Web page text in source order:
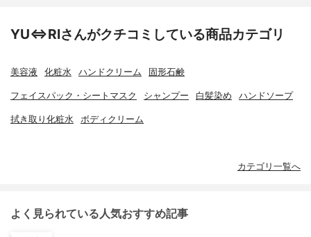
YU⇔RIさんがクチコミしている商品カテゴリ
美容液 化粧水 ハンドクリーム 固形石鹸
フェイスパック・シートマスク シャンプー 白髪染め ハンドソープ
拭き取り化粧水 ボディクリーム
カテゴリ一覧へ
よく見られている人気おすすめ記事